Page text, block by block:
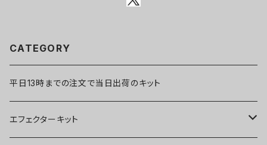
CATEGORY
平日13時までの注文で当日出荷のキット
エフェクターキット